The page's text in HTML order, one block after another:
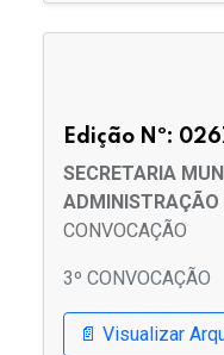
Edição Nº:
SECRETARIA
ADMINISTRAÇÃO
CONVOCAÇÃO
3º CONVOCAÇÃO
📄 Visualizar